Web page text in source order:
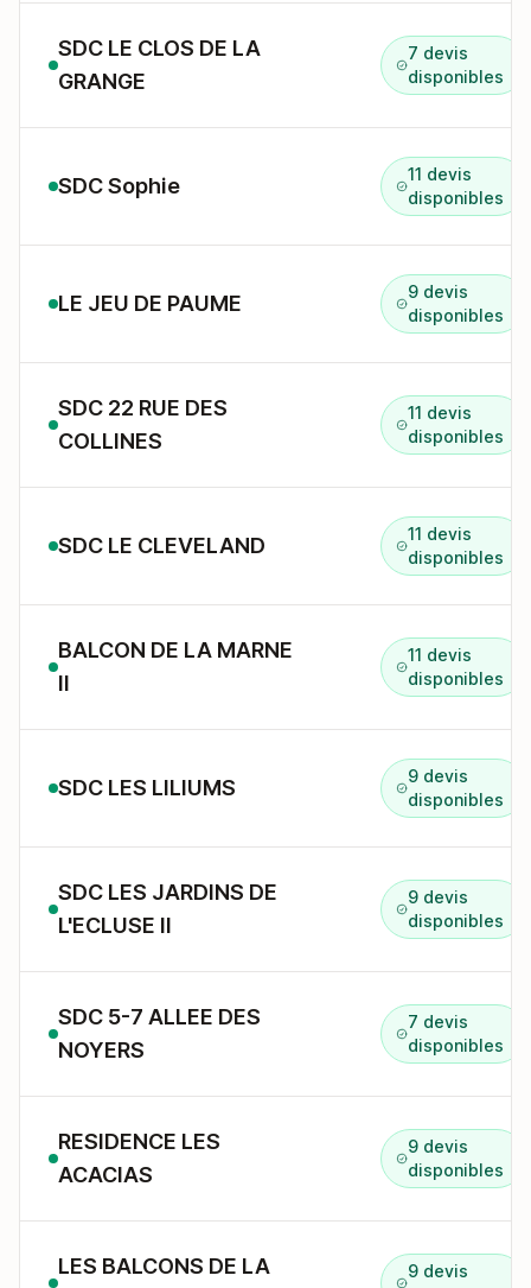
SDC LE CLOS DE LA
GRANGE
7 devis
disponibles
SDC Sophie
11 devis
disponibles
LE JEU DE PAUME
9 devis
disponibles
SDC 22 RUE DES
COLLINES
11 devis
disponibles
SDC LE CLEVELAND
11 devis
disponibles
BALCON DE LA MARNE
II
11 devis
disponibles
SDC LES LILIUMS
9 devis
disponibles
SDC LES JARDINS DE
L'ECLUSE II
9 devis
disponibles
SDC 5-7 ALLEE DES
NOYERS
7 devis
disponibles
RESIDENCE LES
ACACIAS
9 devis
disponibles
LES BALCONS DE LA
9 devis